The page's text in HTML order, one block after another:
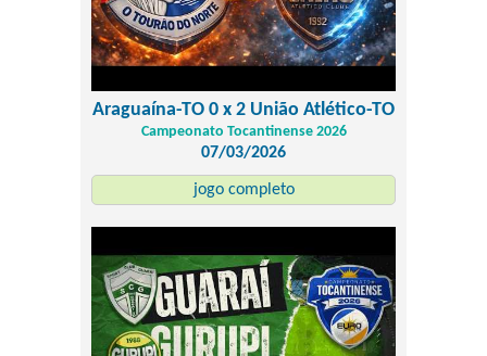
Araguaína-TO 0 x 2 União Atlético-TO
Campeonato Tocantinense 2026
07/03/2026
jogo completo